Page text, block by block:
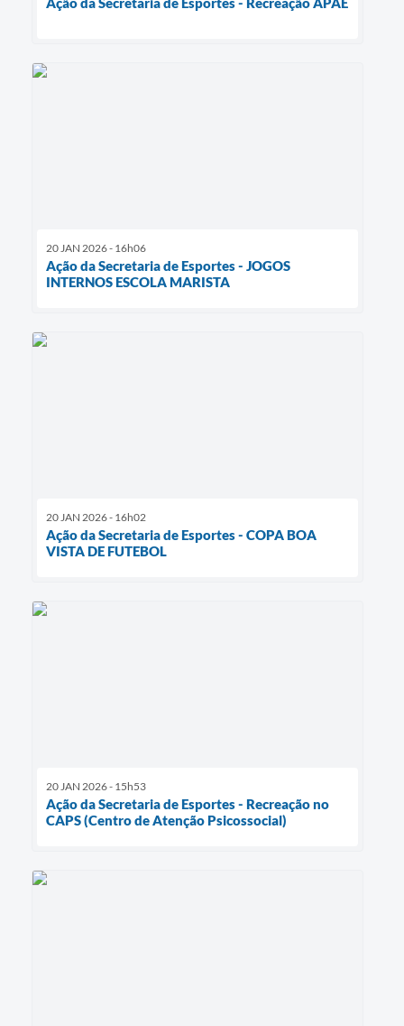
20 JAN 2026 - 16h06
Ação da Secretaria de Esportes - JOGOS
INTERNOS ESCOLA MARISTA
20 JAN 2026 - 16h02
Ação da Secretaria de Esportes - COPA BOA
VISTA DE FUTEBOL
20 JAN 2026 - 15h53
Ação da Secretaria de Esportes - Recreação no
CAPS (Centro de Atenção Psicossocial)